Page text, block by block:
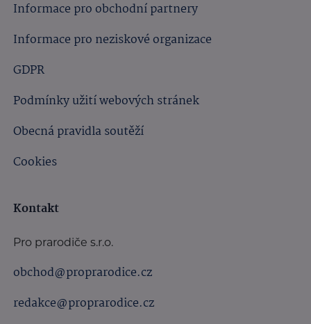
Informace pro obchodní partnery
Informace pro neziskové organizace
GDPR
Podmínky užití webových stránek
Obecná pravidla soutěží
Cookies
Kontakt
Pro prarodiče s.r.o.
obchod@proprarodice.cz
redakce@proprarodice.cz